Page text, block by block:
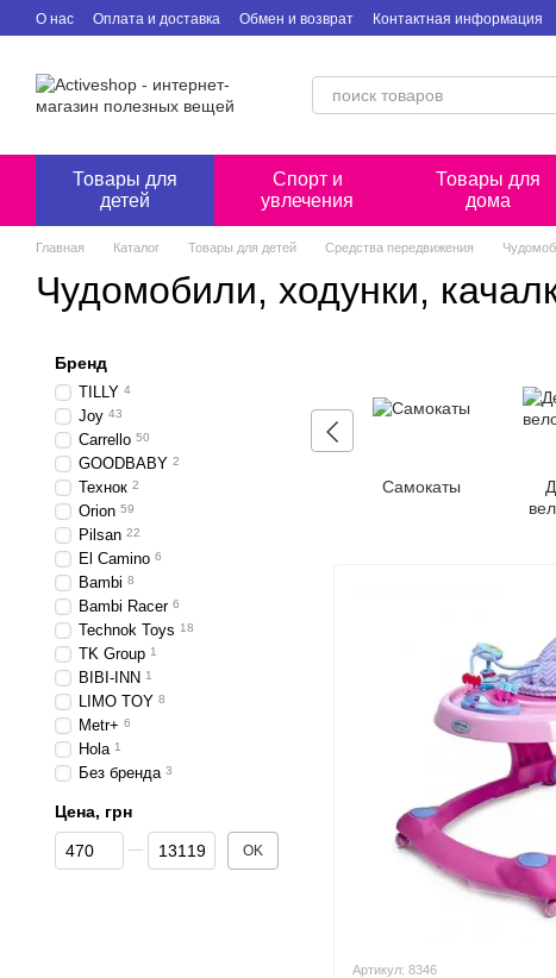
Перейти к основному контенту
О нас Оплата и доставка Обмен и возврат Контактная информация
Товары для
детей
Спорт и
увлечения
Товары для
дома
Главная Каталог Товары для детей Средства передвижения
Чудомобили, ходунки,
Самокаты
Артикул: 8346
Бренд
TILLY 4
Joy 43
Carrello 50
GOODBABY 2
Технок 2
Orion 59
Pilsan 22
El Camino 6
Bambi 8
Bambi Racer 6
Technok Toys 18
TK Group 1
BIBI-INN 1
LIMO TOY 8
Metr+ 6
Hola 1
Без бренда 3
Цена, грн
От Цена, грн
До Цена, грн OK